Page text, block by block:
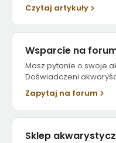
Czytaj artykuły
Wsparcie na
Masz pytanie o swoje
Doświadczeni
Zapytaj na forum
Sklep